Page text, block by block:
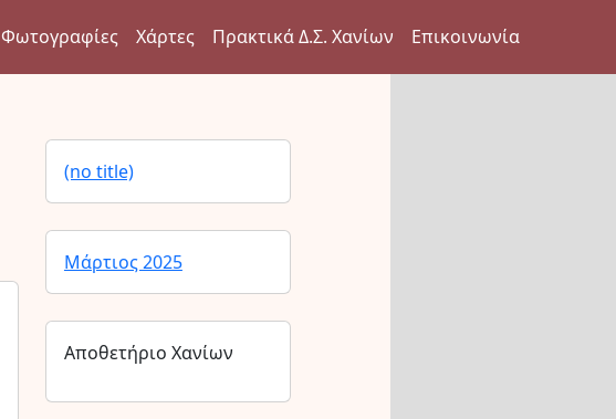
Φωτογραφίες Χάρτες Πρακτικά Δ.Σ. Χανίων Επικοινωνία
(no title)
Μάρτιος 2025
Αποθετήριο Χανίων